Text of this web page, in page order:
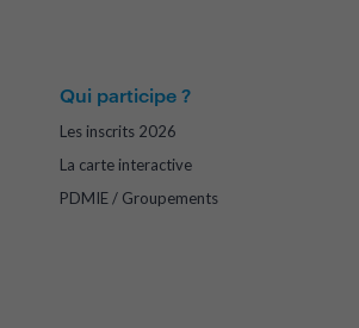
Qui participe ?
Les inscrits 2026
La carte interactive
PDMIE / Groupements